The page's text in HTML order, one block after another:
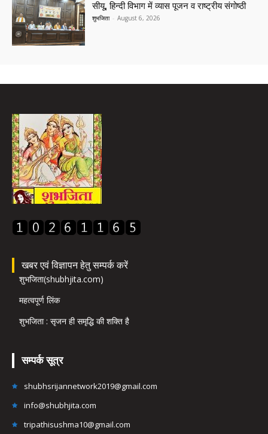
सीयू, हिन्दी विभाग में व्यास पूजन व राष्ट्रीय संगोष्ठी
शुभजिता - August 6, 2026
खबर एवं विज्ञापन हेतु सम्पर्क करें
शुभजिता(shubhjita.com)
महत्वपूर्ण लिंक
शुभजिता : सृजन ही समृद्धि की शक्ति है
सम्पर्क सूत्र
shubhsrijannetwork2019@gmail.com
info@shubhjita.com
tripathisushma10@gmail.com